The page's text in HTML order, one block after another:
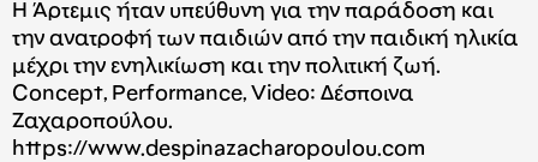
Η Άρτεμις ήταν υπεύθυνη για την παράδοση και
την ανατροφή των παιδιών από την παιδική ηλικία
μέχρι την ενηλικίωση και την πολιτική ζωή.
Concept, Performance, Video: Δέσποινα
Ζαχαροπούλου.
https://www.despinazacharopoulou.com